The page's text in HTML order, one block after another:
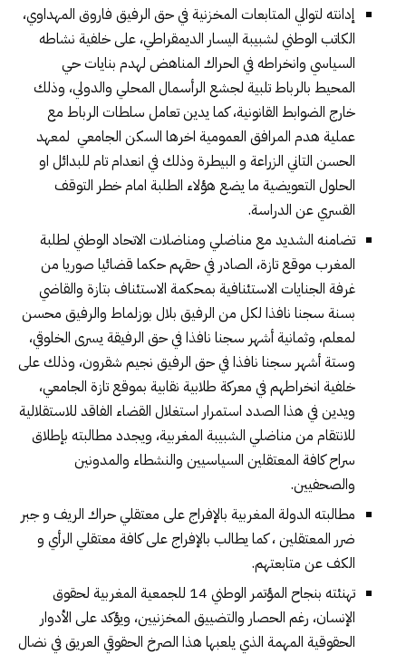
إدانته لتوالي المتابعات المخزنية في حق الرفيق فاروق المهداوي،
الكاتب الوطني لشبيبة اليسار الديمقراطي، على خلفية نشاطه
السياسي وانخراطه في الحراك المناهض لهدم بنايات حي
المحيط بالرباط تلبية لجشع الرأسمال المحلي والدولي، وذلك
خارج الضوابط القانونية، كما يدين تعامل سلطات الرباط مع
عملية هدم المرافق العمومية اخرها السكن الجامعي لمعهد
الحسن التاني الزراعة و البيطرة وذلك في انعدام تام للبدائل او
الحلول التعويضية ما يضع هؤلاء الطلبة امام خطر التوقف
القسري عن الدراسة.
تضامنه الشديد مع مناضلي ومناضلات الاتحاد الوطني لطلبة
المغرب موقع تازة، الصادر في حقهم حكما قضائيا صوريا من
غرفة الجنايات الاستئنافية بمحكمة الاستئناف بتازة والقاضي
بسنة سجنا نافذا لكل من الرفيق بلال بوزلماط والرفيق محسن
لمعلم، وثمانية أشهر سجنا نافذا في حق الرفيقة يسرى الخلوقي،
وستة أشهر سجنا نافذا في حق الرفيق نجيم شقرون، وذلك على
خلفية انخراطهم في معركة طلابية نقابية بموقع تازة الجامعي،
ويدين في هذا الصدد استمرار استغلال القضاء الفاقد للاستقلالية
للانتقام من مناضلي الشبيبة المغربية، ويجدد مطالبته بإطلاق
سراح كافة المعتقلين السياسيين والنشطاء والمدونين
والصحفيين.
مطالبته الدولة المغربية بالإفراج على معتقلي حراك الريف و جبر
ضرر المعتقلين ، كما يطالب بالإفراج على كافة معتقلي الرأي و
الكف عن متابعتهم.
تهنئته بنجاح المؤتمر الوطني 14 للجمعية المغربية لحقوق
الإنسان، رغم الحصار والتضييق المخزنيين، ويؤكد على الأدوار
الحقوقية المهمة الذي يلعبها هذا الصرخ الحقوقي العريق في نضال